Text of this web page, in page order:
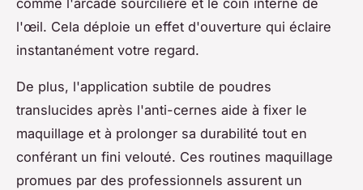
comme l'arcade sourcilière et le coin interne de
l'œil. Cela déploie un effet d'ouverture qui éclaire
instantanément votre regard.
De plus, l'application subtile de poudres
translucides après l'anti-cernes aide à fixer le
maquillage et à prolonger sa durabilité tout en
conférant un fini velouté. Ces routines maquillage
promues par des professionnels assurent un